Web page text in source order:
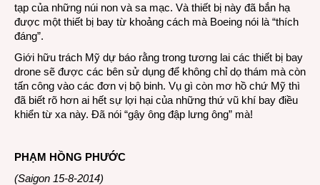
tạp của những núi non và sa mạc. Và thiết bị này đã bắn hạ
được một thiết bị bay từ khoảng cách mà Boeing nói là “thích
đáng”.
Giới hữu trách Mỹ dự báo rằng trong tương lai các thiết bị bay
drone sẽ được các bên sử dụng để không chỉ dọ thám mà còn
tấn công vào các đơn vị bộ binh. Vụ gì còn mơ hồ chứ Mỹ thì
đã biết rõ hơn ai hết sự lợi hại của những thứ vũ khí bay điều
khiển từ xa này. Đã nói “gậy ông đập lưng ông” mà!
PHẠM HỒNG PHƯỚC
(Saigon 15-8-2014)